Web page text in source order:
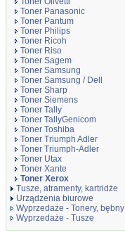
Toner Panasonic
Toner Pantum
Toner Philips
Toner Ricoh
Toner Riso
Toner Sagem
Toner Samsung
Toner Samsung / Dell
Toner Sharp
Toner Siemens
Toner Tally
Toner TallyGenicom
Toner Toshiba
Toner Triumph Adler
Toner Triumph-Adler
Toner Utax
Toner Xante
Toner Xerox
Tusze, atramenty, kartridże
Urządzenia biurowe
Wyprzedaże - Tonery, bębny
Wyprzedaże - Tusze